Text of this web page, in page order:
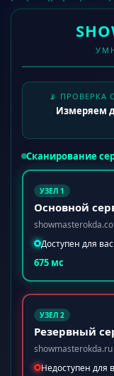
📡 ПРОВЕРКА
Измеряем
Сканирование
УЗЕЛ 1
Основной
Доступен для вас
675 мс
УЗЕЛ 2
Резервный
showmasterokda.ru
Недоступен для